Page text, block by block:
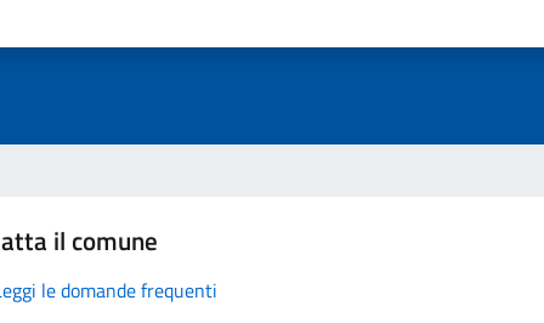
il comune
le domande frequenti